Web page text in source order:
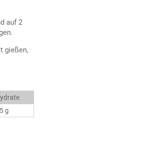
auf 2
gießen,
g